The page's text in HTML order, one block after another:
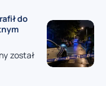
do
został